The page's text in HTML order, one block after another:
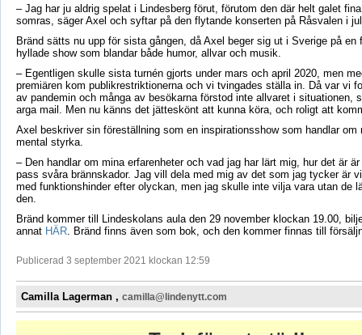
– Jag har ju aldrig spelat i Lindesberg förut, förutom den där helt galet
somras, säger Axel och syftar på den flytande konserten på Råsvalen i
Bränd sätts nu upp för sista gången, då Axel beger sig ut i Sverige på en
hyllade show som blandar både humor, allvar och musik.
– Egentligen skulle sista turnén gjorts under mars och april 2020, men
premiären kom publikrestriktionerna och vi tvingades ställa in. Då var vi
av pandemin och många av besökarna förstod inte allvaret i situationen,
arga mail. Men nu känns det jätteskönt att kunna köra, och roligt att
Axel beskriver sin föreställning som en inspirationsshow som handlar om
mental styrka.
– Den handlar om mina erfarenheter och vad jag har lärt mig, hur det är
pass svåra brännskador. Jag vill dela med mig av det som jag tycker är
med funktionshinder efter olyckan, men jag skulle inte vilja vara utan de
den.
Bränd kommer till Lindeskolans aula den 29 november klockan 19.00,
annat HÄR. Bränd finns även som bok, och den kommer finnas till
Publicerad 3 september 2021 klockan 12:59
Camilla Lagerman , camilla@lindenytt.com